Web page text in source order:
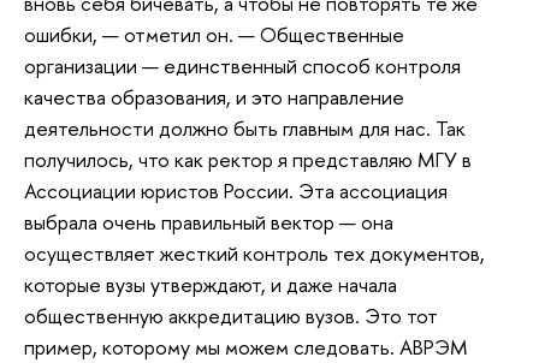
ошибки, — отметил он. — Общественные
организации — единственный способ контроля
качества образования, и это направление
деятельности должно быть главным для нас. Так
получилось, что как ректор я представляю МГУ в
Ассоциации юристов России. Эта ассоциация
выбрала очень правильный вектор — она
осуществляет жесткий контроль тех документов,
которые вузы утверждают, и даже начала
общественную аккредитацию вузов. Это тот
пример, которому мы можем следовать. АВРЭМ